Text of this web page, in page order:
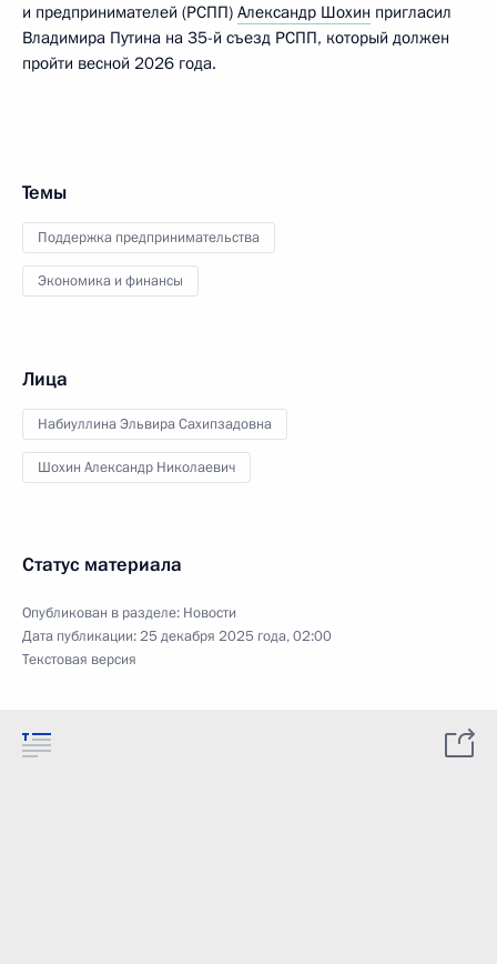
и предпринимателей (РСПП) Александр Шохин пригласил
Владимира Путина на 35-й съезд РСПП, который должен
пройти весной 2026 года.
Темы
Поддержка предпринимательства
Экономика и финансы
Лица
Набиуллина Эльвира Сахипзадовна
Шохин Александр Николаевич
Статус материала
Опубликован в разделе: Новости
Дата публикации:25 декабря 2025 года, 02:00
Текстовая версия